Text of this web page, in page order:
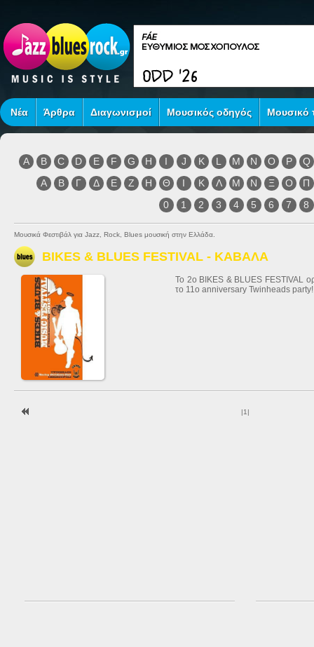
Νέα Άρθρα Διαγωνισμοί Μουσικός οδηγός Μουσικό
A B C D E F G H I J K L M N O P
Q
Α
Β Γ Δ Ε Ζ Η Θ Ι Κ Λ Μ Ν Ξ Ο
Π
0
1 2 3 4 5 6 7 8
Μουσικά Φεστιβάλ για Jazz, Rock, Blues μουσική στην Ελλάδα.
BIKES & BLUES FESTIVAL - ΚΑΒΑΛΑ
To 2o BIKES & BLUES FESTIVAL
το 11o anniversary Twinheads
|1 |